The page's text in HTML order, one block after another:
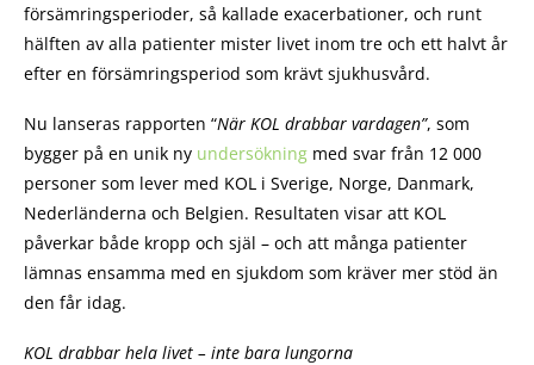
försämringsperioder, så kallade exacerbationer, och runt
hälften av alla patienter mister livet inom tre och ett halvt år
efter en försämringsperiod som krävt sjukhusvård.
Nu lanseras rapporten “När KOL drabbar vardagen”, som
bygger på en unik ny undersökning med svar från 12 000
personer som lever med KOL i Sverige, Norge, Danmark,
Nederländerna och Belgien. Resultaten visar att KOL
påverkar både kropp och själ – och att många patienter
lämnas ensamma med en sjukdom som kräver mer stöd än
den får idag.
KOL drabbar hela livet – inte bara lungorna